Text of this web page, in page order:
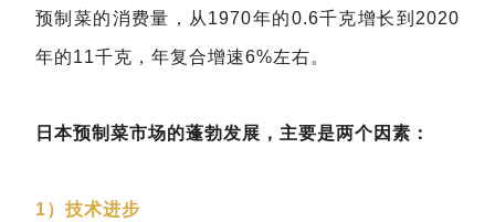
预制菜的消费量，从1970年的0.6千克增长到2020
年的11千克，年复合增速6%左右。
日本预制菜市场的蓬勃发展，主要是两个因素：
1）技术进步